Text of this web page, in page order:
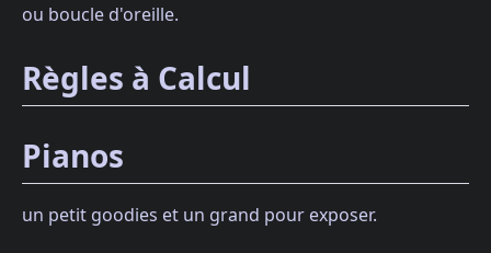
ou boucle d'oreille.
Règles à Calcul
Pianos
un petit goodies et un grand pour exposer.